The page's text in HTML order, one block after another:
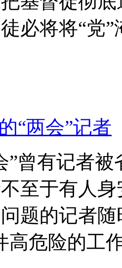
必将将“党”
“两会”记者
”曾有记者
至于有人
题的记者
高危险的工